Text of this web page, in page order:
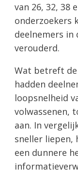
van 26, 32, 38
onderzoekers
deelnemers in
verouderd.
Wat betreft de
hadden
loopsnelheid
volwassenen,
aan. In
sneller liepen,
een dunnere